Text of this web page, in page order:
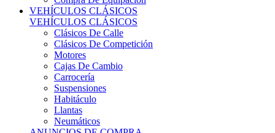
VEHÍCULOS CLÁSICOS
Clásicos De Calle
Clásicos De Competición
Motores
Cajas De Cambio
Carrocería
Suspensiones
Habitáculo
Llantas
Neumáticos
ANUNCIOS DE COMPRA
Compra De Competición